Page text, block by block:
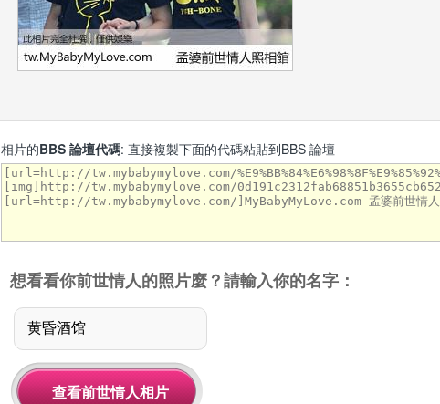
相片的BBS 論壇代碼: 直接複製下面的代碼粘貼到BBS 論壇
想看看你前世情人的照片麼？請輸入你的名字：